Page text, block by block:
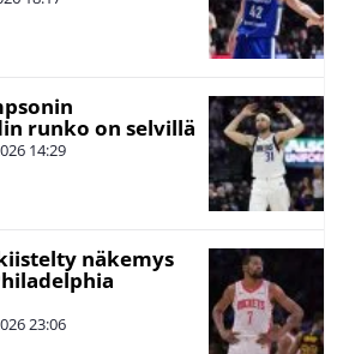
runko on selvillä
14:29
näkemys
23:06